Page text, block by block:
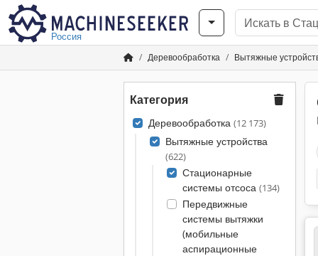
Россия
Деревообработка Вытяжные
Категория
Деревообработка (12 173)
Вытяжные устройства
(622)
Стационарные
системы отсоса (134)
Передвижные
системы вытяжки
(мобильные
аспирационные